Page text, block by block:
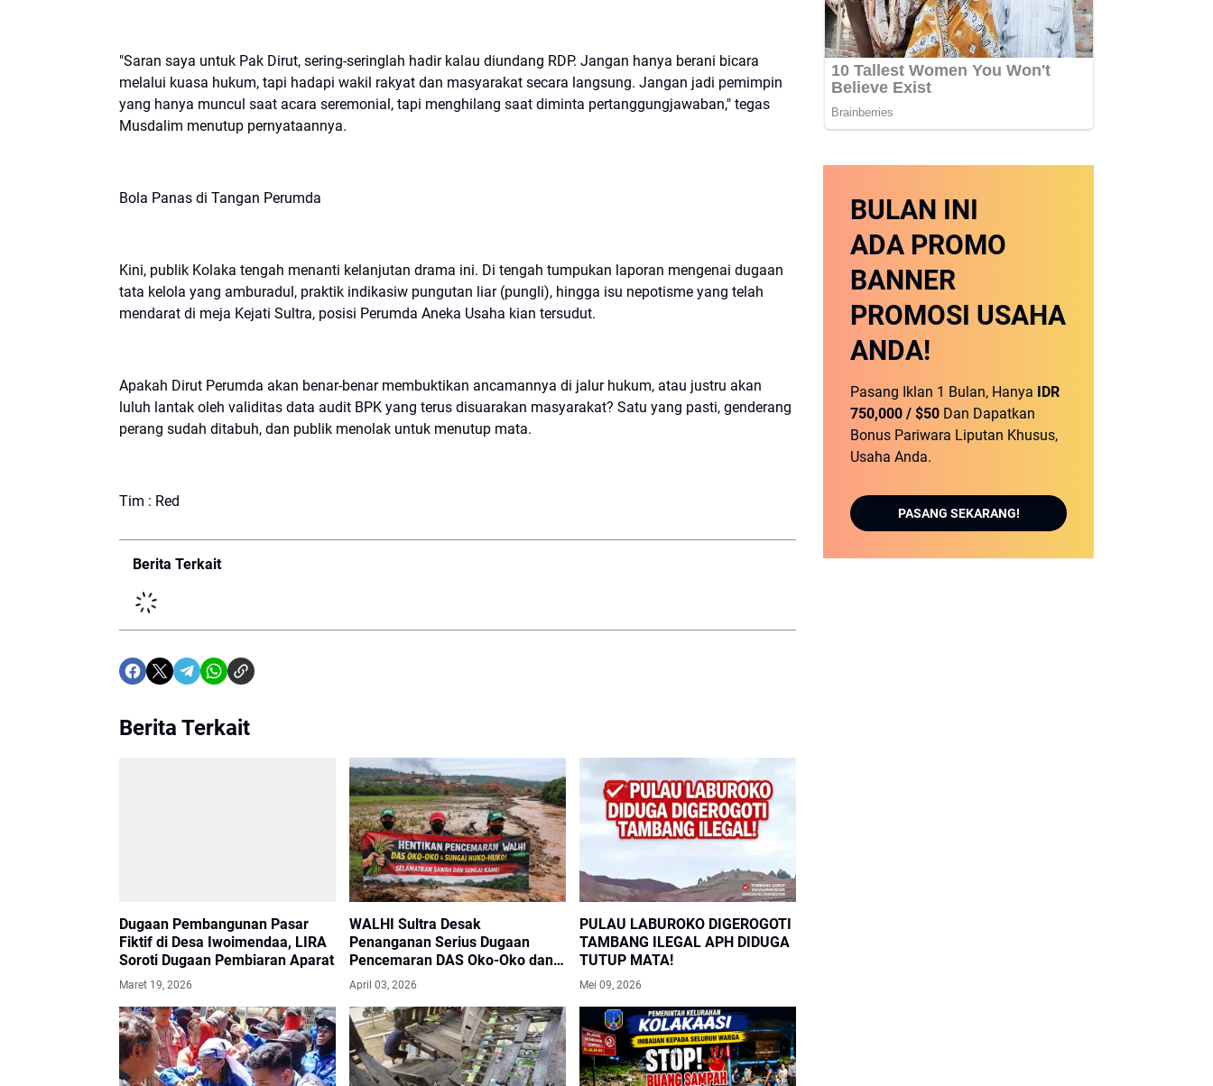
​"Saran saya untuk Pak Dirut, sering-seringlah hadir kalau diundang RDP. Jangan hanya berani bicara
melalui kuasa hukum, tapi hadapi wakil rakyat dan masyarakat secara langsung. Jangan jadi pemimpin
yang hanya muncul saat acara seremonial, tapi menghilang saat diminta pertanggungjawaban," tegas
Musdalim menutup pernyataannya.
​Bola Panas di Tangan Perumda
​Kini, publik Kolaka tengah menanti kelanjutan drama ini. Di tengah tumpukan laporan mengenai dugaan
tata kelola yang amburadul, praktik indikasiw pungutan liar (pungli), hingga isu nepotisme yang telah
mendarat di meja Kejati Sultra, posisi Perumda Aneka Usaha kian tersudut.
​Apakah Dirut Perumda akan benar-benar membuktikan ancamannya di jalur hukum, atau justru akan
luluh lantak oleh validitas data audit BPK yang terus disuarakan masyarakat? Satu yang pasti, genderang
perang sudah ditabuh, dan publik menolak untuk menutup mata.
Tim : Red
Berita Terkait
Berita Terkait
Dugaan Pembangunan Pasar
Fiktif di Desa Iwoimendaa, LIRA
Soroti Dugaan Pembiaran Aparat
Maret 19, 2026
WALHI Sultra Desak
Penanganan Serius Dugaan
Pencemaran DAS Oko-Oko dan
Sungai Huko-Huko
April 03, 2026
PULAU LABUROKO DIGEROGOTI
TAMBANG ILEGAL APH DIDUGA
TUTUP MATA!
Mei 09, 2026
BULAN INI
ADA PROMO
BANNER
PROMOSI USAHA
ANDA!
Pasang Iklan 1 Bulan, Hanya
IDR
750,000 / $50 Dan Dapatkan
Bonus Pariwara Liputan Khusus,
Usaha Anda.
PASANG SEKARANG!